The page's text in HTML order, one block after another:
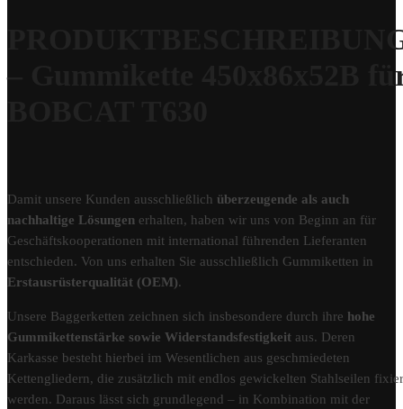
– Gummikette 450x86x52B
Damit unsere Kunden ausschließlich überzeugende als auch
nachhaltige Lösungen erhalten, haben wir uns von Beginn an für
Geschäftskooperationen mit international führenden Lieferanten
entschieden. Von uns erhalten Sie ausschließlich Gummiketten in
Erstausrüsterqualität (OEM).
Unsere Baggerketten zeichnen sich insbesondere durch ihre hohe
Gummikettenstärke sowie Widerstandsfestigkeit aus. Deren
Karkasse besteht hierbei im Wesentlichen aus geschmiedeten
Kettengliedern, die zusätzlich mit endlos gewickelten Stahlseilen
werden. Daraus lässt sich grundlegend – in Kombination mit der